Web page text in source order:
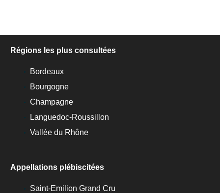
Régions les plus consultées
Bordeaux
Bourgogne
Champagne
Languedoc-Roussillon
Vallée du Rhône
Appellations plébiscitées
Saint-Emilion Grand Cru